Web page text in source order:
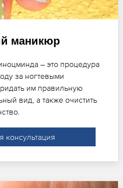
маникюр
– это процедура
за ногтевыми
им правильную
вид, а также очистить
консультация